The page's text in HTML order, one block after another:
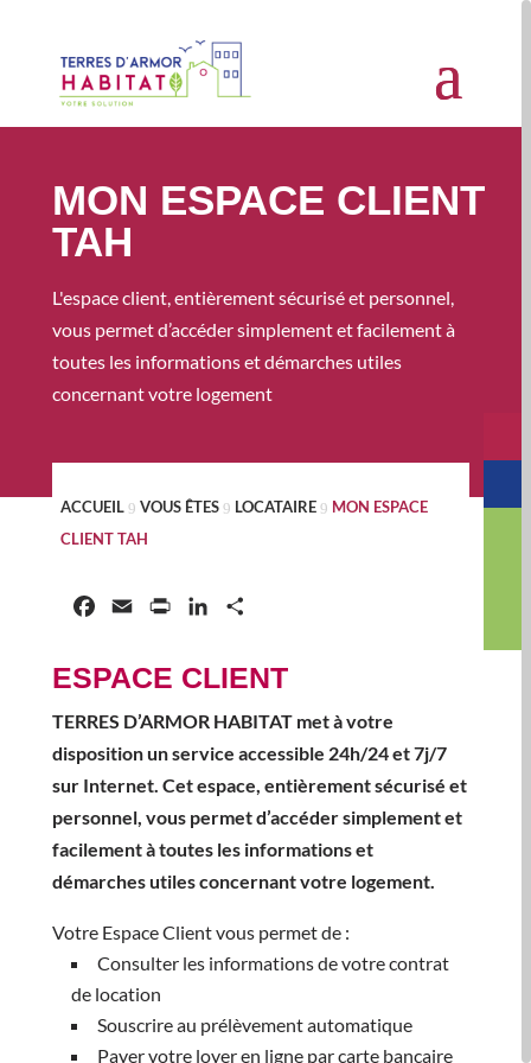
MON ESPACE CLIENT
TAH
L'espace client, entièrement sécurisé et personnel,
vous permet d’accéder simplement et facilement à
toutes les informations et démarches utiles
concernant votre logement
ACCUEIL 9 VOUS ÊTES 9 LOCATAIRE 9 MON ESPACE
CLIENT TAH
Facebook
Email Print LinkedIn
ESPACE CLIENT
TERRES D’ARMOR HABITAT met à votre
disposition un service accessible 24h/24 et 7j/7
sur Internet. Cet espace, entièrement sécurisé et
personnel, vous permet d’accéder simplement et
facilement à toutes les informations et
démarches utiles concernant votre logement.
Votre Espace Client vous permet de :
Consulter les informations de votre contrat
de location
Souscrire au prélèvement automatique
Payer votre loyer en ligne par carte bancaire